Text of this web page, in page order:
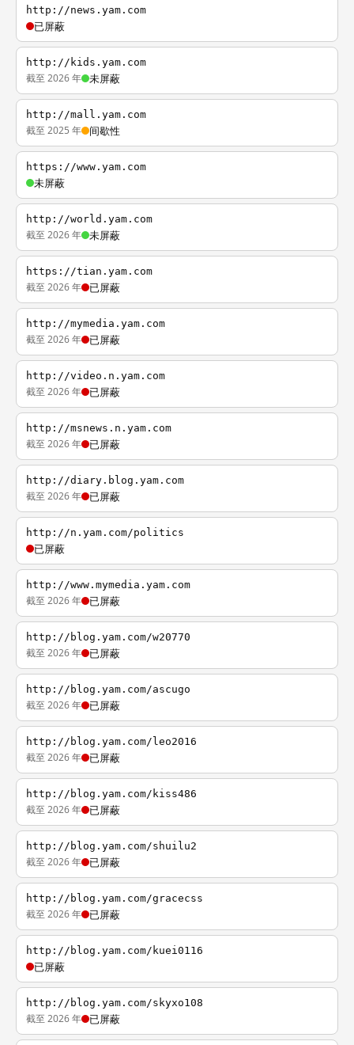
http://news.yam.com
已屏蔽
http://kids.yam.com
截至 2026 年 未屏蔽
http://mall.yam.com
截至 2025 年 间歇性
https://www.yam.com
未屏蔽
http://world.yam.com
截至 2026 年 未屏蔽
https://tian.yam.com
截至 2026 年 已屏蔽
http://mymedia.yam.com
截至 2026 年 已屏蔽
http://video.n.yam.com
截至 2026 年 已屏蔽
http://msnews.n.yam.com
截至 2026 年 已屏蔽
http://diary.blog.yam.com
截至 2026 年 已屏蔽
http://n.yam.com/politics
已屏蔽
http://www.mymedia.yam.com
截至 2026 年 已屏蔽
http://blog.yam.com/w20770
截至 2026 年 已屏蔽
http://blog.yam.com/ascugo
截至 2026 年 已屏蔽
http://blog.yam.com/leo2016
截至 2026 年 已屏蔽
http://blog.yam.com/kiss486
截至 2026 年 已屏蔽
http://blog.yam.com/shuilu2
截至 2026 年 已屏蔽
http://blog.yam.com/gracecss
截至 2026 年 已屏蔽
http://blog.yam.com/kuei0116
已屏蔽
http://blog.yam.com/skyxo108
截至 2026 年 已屏蔽